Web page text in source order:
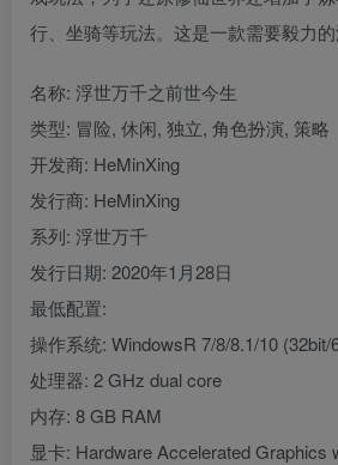
行、坐骑等玩法。这是一款需要毅力的
名称: 浮世万千之前世今生
类型: 冒险, 休闲, 独立, 角色扮演, 策略
开发商: HeMinXing
发行商: HeMinXing
系列: 浮世万千
发行日期: 2020年1月28日
最低配置:
操作系统: WindowsR 7/8/8.1/10 (32bit/
处理器: 2 GHz dual core
内存: 8 GB RAM
显卡: Hardware Accelerated Graphics